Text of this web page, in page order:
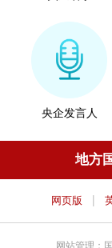
央企发言人
地方
网页版 |
网站管理：